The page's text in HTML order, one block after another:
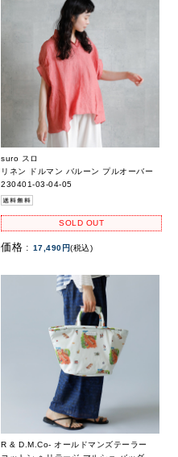
suro スロ
リネン ドルマン バルーン プルオーバー
230401-03-04-05
SOLD OUT
価格 : 17,490円(税込)
R & D.M.Co- オールドマンズテーラー